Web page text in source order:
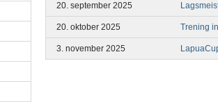
20. september 2025
20. oktober 2025 Trening
3. november 2025